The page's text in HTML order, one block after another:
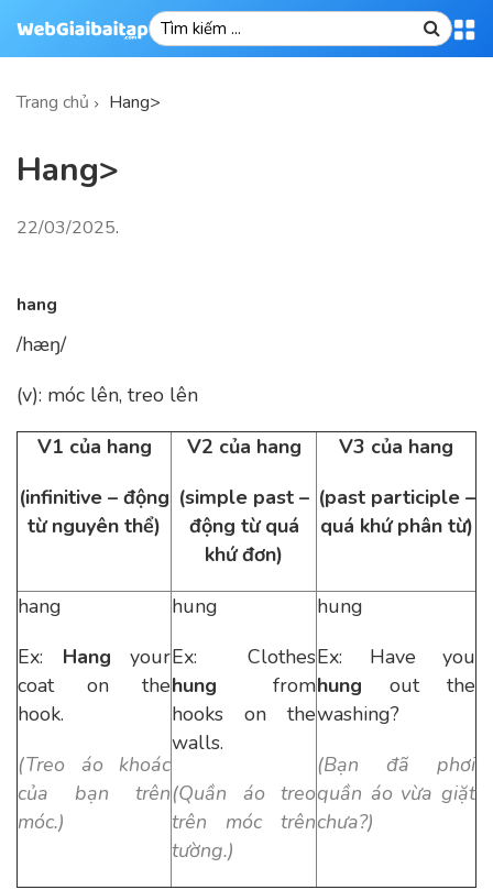
Trang chủ Hang>
Hang>
22/03/2025.
hang
/hæŋ/
(v): móc lên, treo lên
V1 của hang
(infinitive – động
từ nguyên thể)
V2 của hang
(simple past –
động từ quá
khứ đơn)
V3 của hang
(past participle –
quá khứ phân từ)
hang
Ex: Hang your
coat on the
hook.
(Treo áo khoác
của bạn trên
móc.)
hung
Ex: Clothes
hung from
hooks on the
walls.
(Quần áo treo
trên móc trên
tường.)
hung
Ex: Have you
hung out the
washing?
(Bạn đã phơi
quần áo vừa giặt
chưa?)